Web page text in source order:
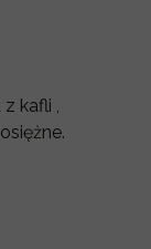
kafli ,